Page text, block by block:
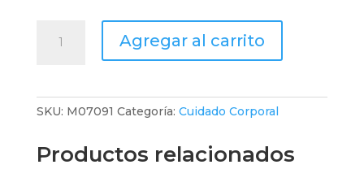
CREMA
0857
Agregar al carrito
SKU: M07091 Categoría: Cuidado Corporal
Productos relacionados